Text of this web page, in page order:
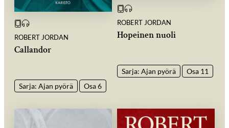
ROBERT JORDAN
Callandor
Sarja: Ajan pyörä Osa 6
ROBERT JORDAN
Hopeinen nuoli
Sarja: Ajan pyörä Osa 11